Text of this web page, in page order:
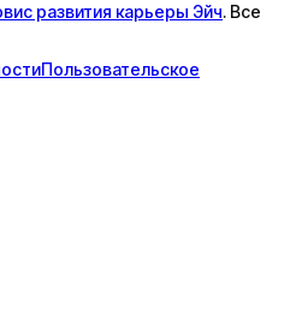
развития карьеры Эйч. Все
Пользовательское